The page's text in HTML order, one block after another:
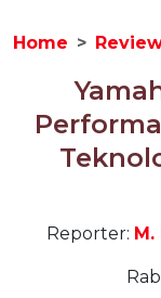
Home
Reporter: M.